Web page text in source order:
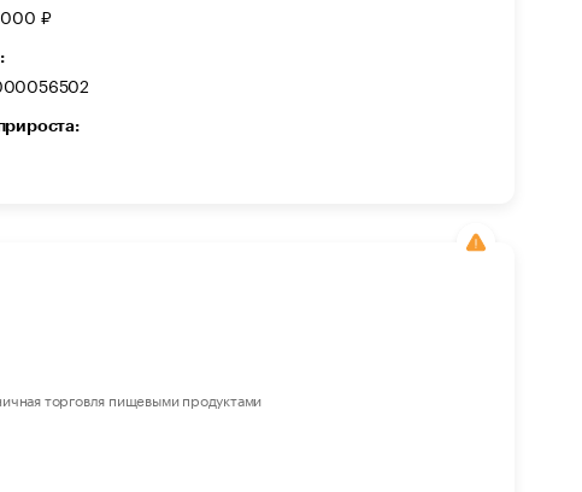
₽
торговля пищевыми продуктами